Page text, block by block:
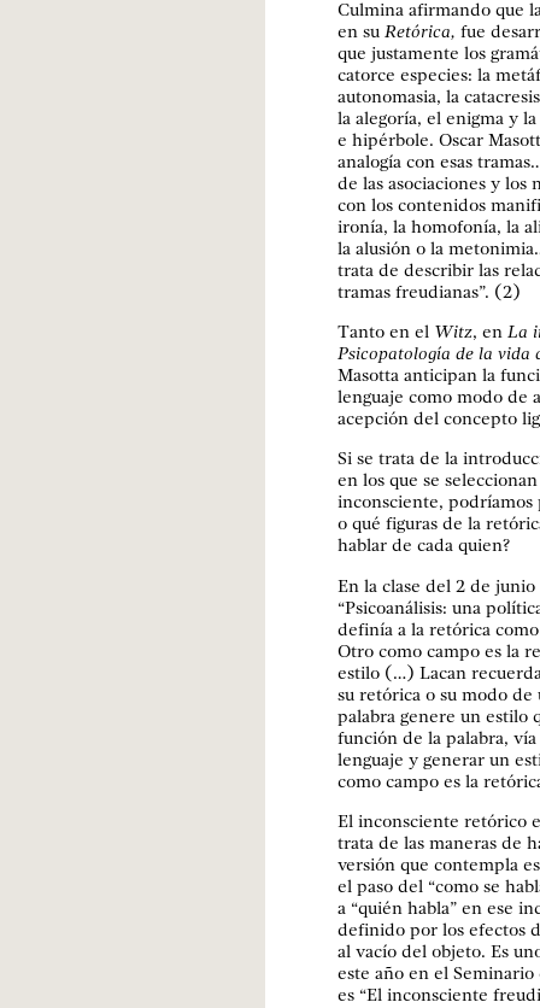
Culmina afirmando que
en su Retórica, fue
que justamente los
catorce especies: la
autonomasia, la
la alegoría, el enigma y la
e hipérbole. Oscar
analogía con esas
de las asociaciones y los
con los contenidos
ironía, la homofonía, la
la alusión o la
trata de describir las
tramas freudianas”. (2)
Tanto en el Witz, en La
Psicopatología de la vida
Masotta anticipan la
lenguaje como modo de
acepción del concepto
Si se trata de la
en los que se
inconsciente, podríamos
o qué figuras de la
hablar de cada quien?
En la clase del 2 de
“Psicoanálisis: una
definía a la retórica
Otro como campo es la
estilo (…) Lacan
su retórica o su modo de
palabra genere un estilo
función de la palabra,
lenguaje y generar un
como campo es la
El inconsciente retórico
trata de las maneras de
versión que contempla
el paso del “como se
a “quién habla” en ese
definido por los efectos
al vacío del objeto. Es
este año en el
es “El inconsciente